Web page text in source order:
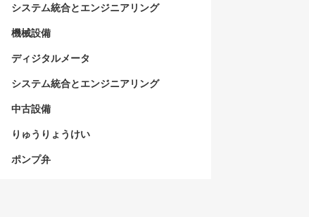
システム統合とエンジニアリング
機械設備
ディジタルメータ
システム統合とエンジニアリング
中古設備
りゅうりょうけい
ポンプ弁